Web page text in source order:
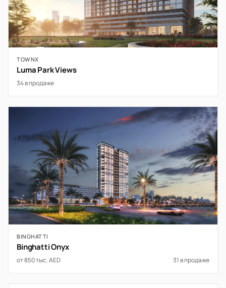
TOWNX
Luma Park Views
34 в продаже
BINGHATTI
Binghatti Onyx
от 850 тыс. AED 31 в продаже